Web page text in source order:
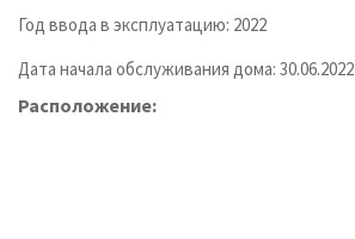
Год ввода в эксплуатацию: 2022
Дата начала обслуживания дома: 30.06.2022
Расположение: